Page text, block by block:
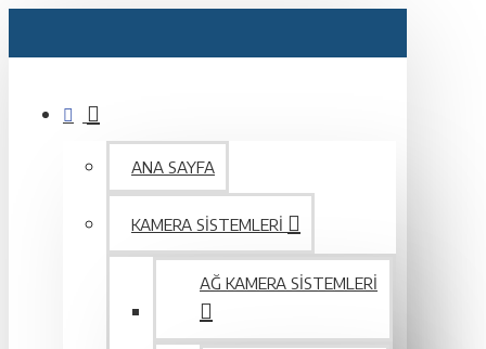
ANA SAYFA
KAMERA SISTEMLERI
AĞ KAMERA SISTEMLERI